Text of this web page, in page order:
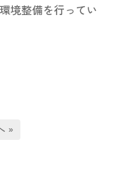
境整備を行ってい
»